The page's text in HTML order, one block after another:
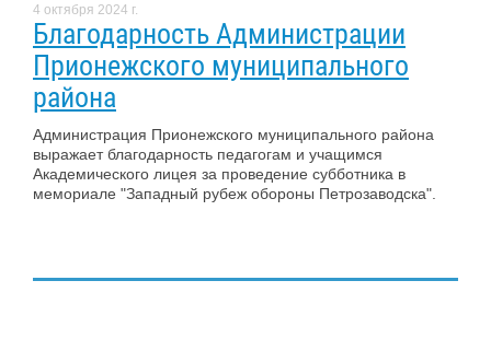
4 октября 2024 г.
Благодарность Администрации
Прионежского муниципального
района
Администрация Прионежского муниципального района
выражает благодарность педагогам и учащимся
Академического лицея за проведение субботника в
мемориале "Западный рубеж обороны Петрозаводска".